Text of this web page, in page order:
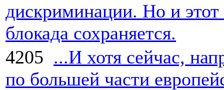
дискриминации. Но и этот
блокада сохраняется.
4205 ...И хотя сейчас,
по большей части